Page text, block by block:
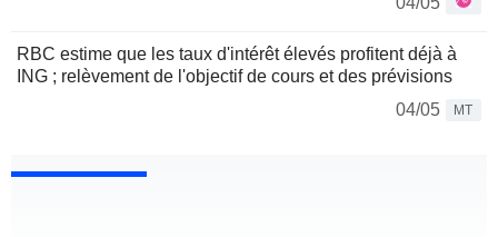
RBC estime que les taux d'intérêt élevés profitent déjà à
ING ; relèvement de l'objectif de cours et des prévisions
04/05
MT